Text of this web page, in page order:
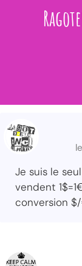
Je suis le
vendent
conversion